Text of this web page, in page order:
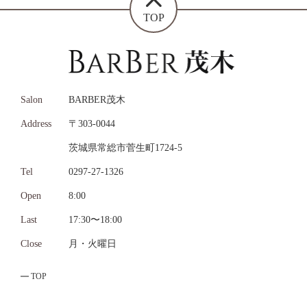
TOP
Salon BARBER茂木
Address 〒303-0044
茨城県常総市菅生町1724-5
Tel 0297-27-1326
Open 8:00
Last 17:30〜18:00
Close 月・火曜日
TOP